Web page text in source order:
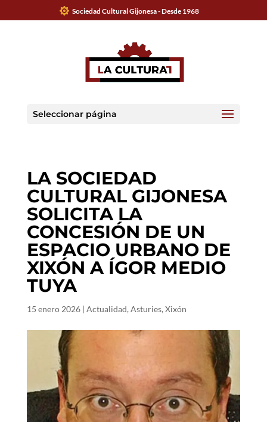
Sociedad Cultural Gijonesa - Desde 1968
Seleccionar página
LA SOCIEDAD
CULTURAL GIJONESA
SOLICITA LA
CONCESIÓN DE UN
ESPACIO URBANO DE
XIXÓN A ÍGOR MEDIO
TUYA
15 enero 2026| Actualidad, Asturies, Xixón